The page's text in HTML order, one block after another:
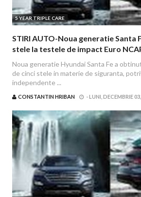
5 YEAR TRIPLE CARE
STIRI AUTO-Noua generatie Santa
stele la testele de impact Euro
Noua generatie Hyundai Santa Fe a
de cinci stele in materie de siguranta,
independente ...
CONSTANTIN HRIBAN -LUNI, DECEMBRIE